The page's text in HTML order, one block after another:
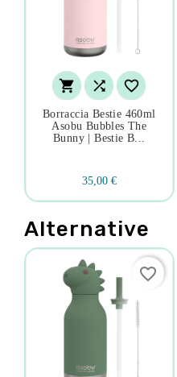
  
Borraccia Bestie 460ml
Asobu Bubbles The
Bunny | Bestie B...
35,00 €
Alternative
favorite_border